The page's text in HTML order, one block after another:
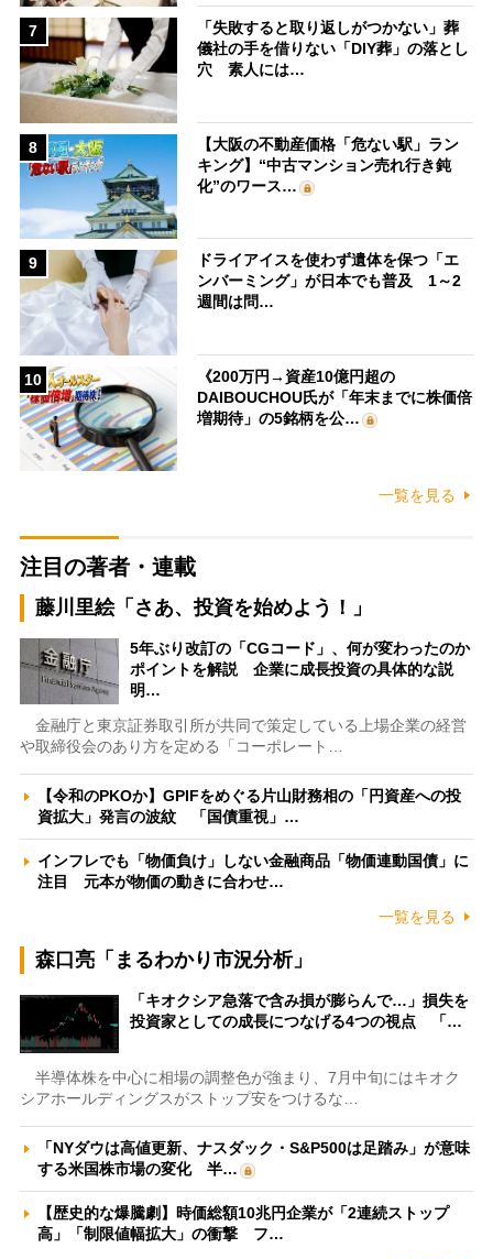
7
「失敗すると取り返しがつかない」葬
儀社の手を借りない「DIY葬」の落とし
穴 素人には…
8
【大阪の不動産価格「危ない駅」ラン
キング】“中古マンション売れ行き鈍
化”のワース…
9
ドライアイスを使わず遺体を保つ「エ
ンバーミング」が日本でも普及 1～2
週間は問…
10
《200万円→資産10億円超の
DAIBOUCHOU氏が「年末までに株価倍
増期待」の5銘柄を公…
一覧を見る
注目の著者・連載
藤川里絵「さあ、投資を始めよう！」
5年ぶり改訂の「CGコード」、何が変わったのか
ポイントを解説 企業に成長投資の具体的な説
明…
金融庁と東京証券取引所が共同で策定している上場企業の経営
や取締役会のあり方を定める「コーポレート…
【令和のPKOか】GPIFをめぐる片山財務相の「円資産への投
資拡大」発言の波紋 「国債重視」…
インフレでも「物価負け」しない金融商品「物価連動国債」に
注目 元本が物価の動きに合わせ…
一覧を見る
森口亮「まるわかり市況分析」
「キオクシア急落で含み損が膨らんで…」損失を
投資家としての成長につなげる4つの視点 「…
半導体株を中心に相場の調整色が強まり、7月中旬にはキオク
シアホールディングスがストップ安をつけるな…
「NYダウは高値更新、ナスダック・S&P500は足踏み」が意味
する米国株市場の変化 半…
【歴史的な爆騰劇】時価総額10兆円企業が「2連続ストップ
高」「制限値幅拡大」の衝撃 フ…